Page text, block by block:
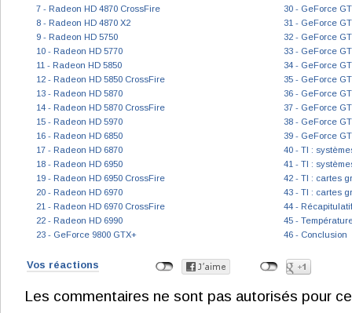
7 - Radeon HD 4870 CrossFire
8 - Radeon HD 4870 X2
9 - Radeon HD 5750
10 - Radeon HD 5770
11 - Radeon HD 5850
12 - Radeon HD 5850 CrossFire
13 - Radeon HD 5870
14 - Radeon HD 5870 CrossFire
15 - Radeon HD 5970
16 - Radeon HD 6850
17 - Radeon HD 6870
18 - Radeon HD 6950
19 - Radeon HD 6950 CrossFire
20 - Radeon HD 6970
21 - Radeon HD 6970 CrossFire
22 - Radeon HD 6990
23 - GeForce 9800 GTX+
30 - GeForce
31 - GeForce
32 - GeForce
33 - GeForce
34 - GeForce
35 - GeForce
36 - GeForce
37 - GeForce
38 - GeForce
39 - GeForce
40 - TI :
41 - TI :
42 - TI : cartes
43 - TI : cartes
44 -
45 -
46 - Conclusion
Vos réactions
Les commentaires ne sont pas autorisés pour